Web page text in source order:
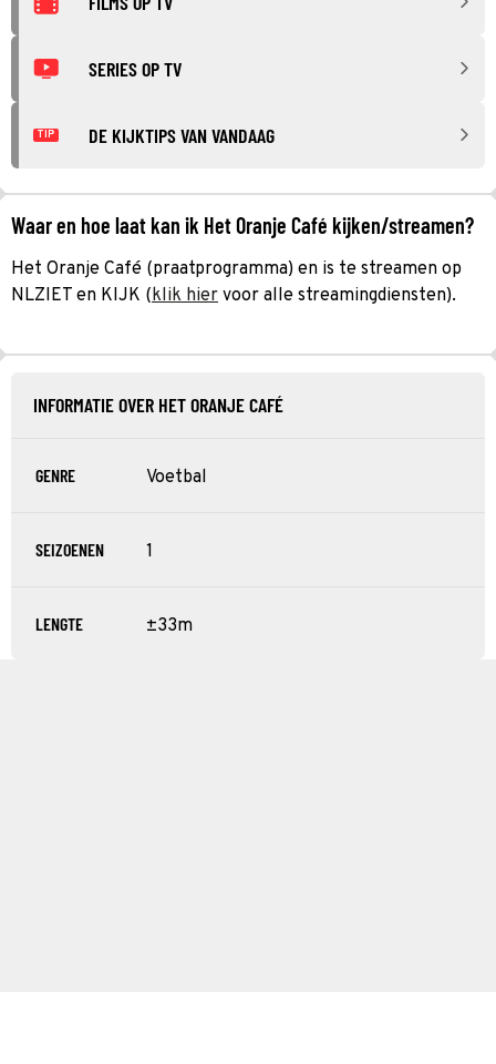
SERIES OP TV
TIP DE KIJKTIPS VAN VANDAAG
Waar en hoe laat kan ik Het Oranje Café kijken/streamen?
Het Oranje Café (praatprogramma) en is te streamen op
NLZIET en KIJK (klik hier voor alle streamingdiensten).
INFORMATIE OVER HET ORANJE CAFÉ
GENRE Voetbal
SEIZOENEN 1
LENGTE ±33m